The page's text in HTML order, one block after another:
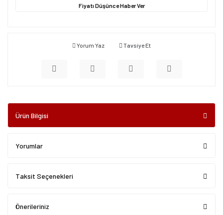
Fiyatı Düşünce Haber Ver
Yorum Yaz Tavsiye Et
Ürün Bilgisi
Yorumlar
Taksit Seçenekleri
Önerileriniz